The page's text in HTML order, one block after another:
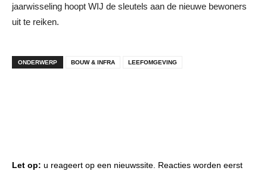
jaarwisseling hoopt WIJ de sleutels aan de nieuwe bewoners
uit te reiken.
ONDERWERP BOUW & INFRA LEEFOMGEVING
Let op: u reageert op een nieuwssite. Reacties worden eerst